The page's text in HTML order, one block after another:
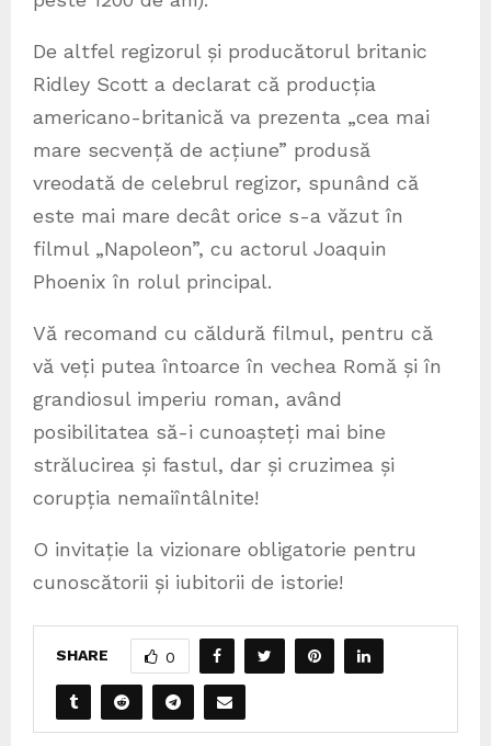
De altfel regizorul și producătorul britanic
Ridley Scott a declarat că producția
americano-britanică va prezenta „cea mai
mare secvență de acțiune” produsă
vreodată de celebrul regizor, spunând că
este mai mare decât orice s-a văzut în
filmul „Napoleon”, cu actorul Joaquin
Phoenix în rolul principal.
Vă recomand cu căldură filmul, pentru că
vă veți putea întoarce în vechea Romă și în
grandiosul imperiu roman, având
posibilitatea să-i cunoașteți mai bine
strălucirea și fastul, dar și cruzimea și
corupția nemaiîntâlnite!
O invitație la vizionare obligatorie pentru
cunoscătorii și iubitorii de istorie!
SHARE 0